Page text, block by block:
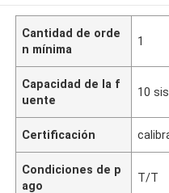
Cantidad de orde
n mínima
1
Capacidad de la f
uente
10
Certificación
Condiciones de p
ago
T/T